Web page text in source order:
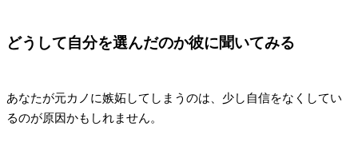
どうして自分を選んだのか彼に聞いてみる
あなたが元カノに嫉妬してしまうのは、少し自信をなくしてい
るのが原因かもしれません。